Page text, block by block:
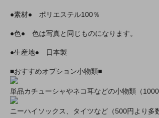
●素材● ポリエステル100％
●色● 色は写真と同じものになります。
●生産地● 日本製
■おすすめオプション小物類■
単品カチューシャやネコ耳などの小物類（
ニーハイソックス、タイツなど（500円より多